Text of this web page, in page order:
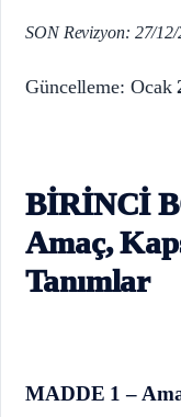
SON Revizyon: 27/
Güncelleme: Ocak
BİRİNCİ
Amaç,
Tanımlar
MADDE 1 –